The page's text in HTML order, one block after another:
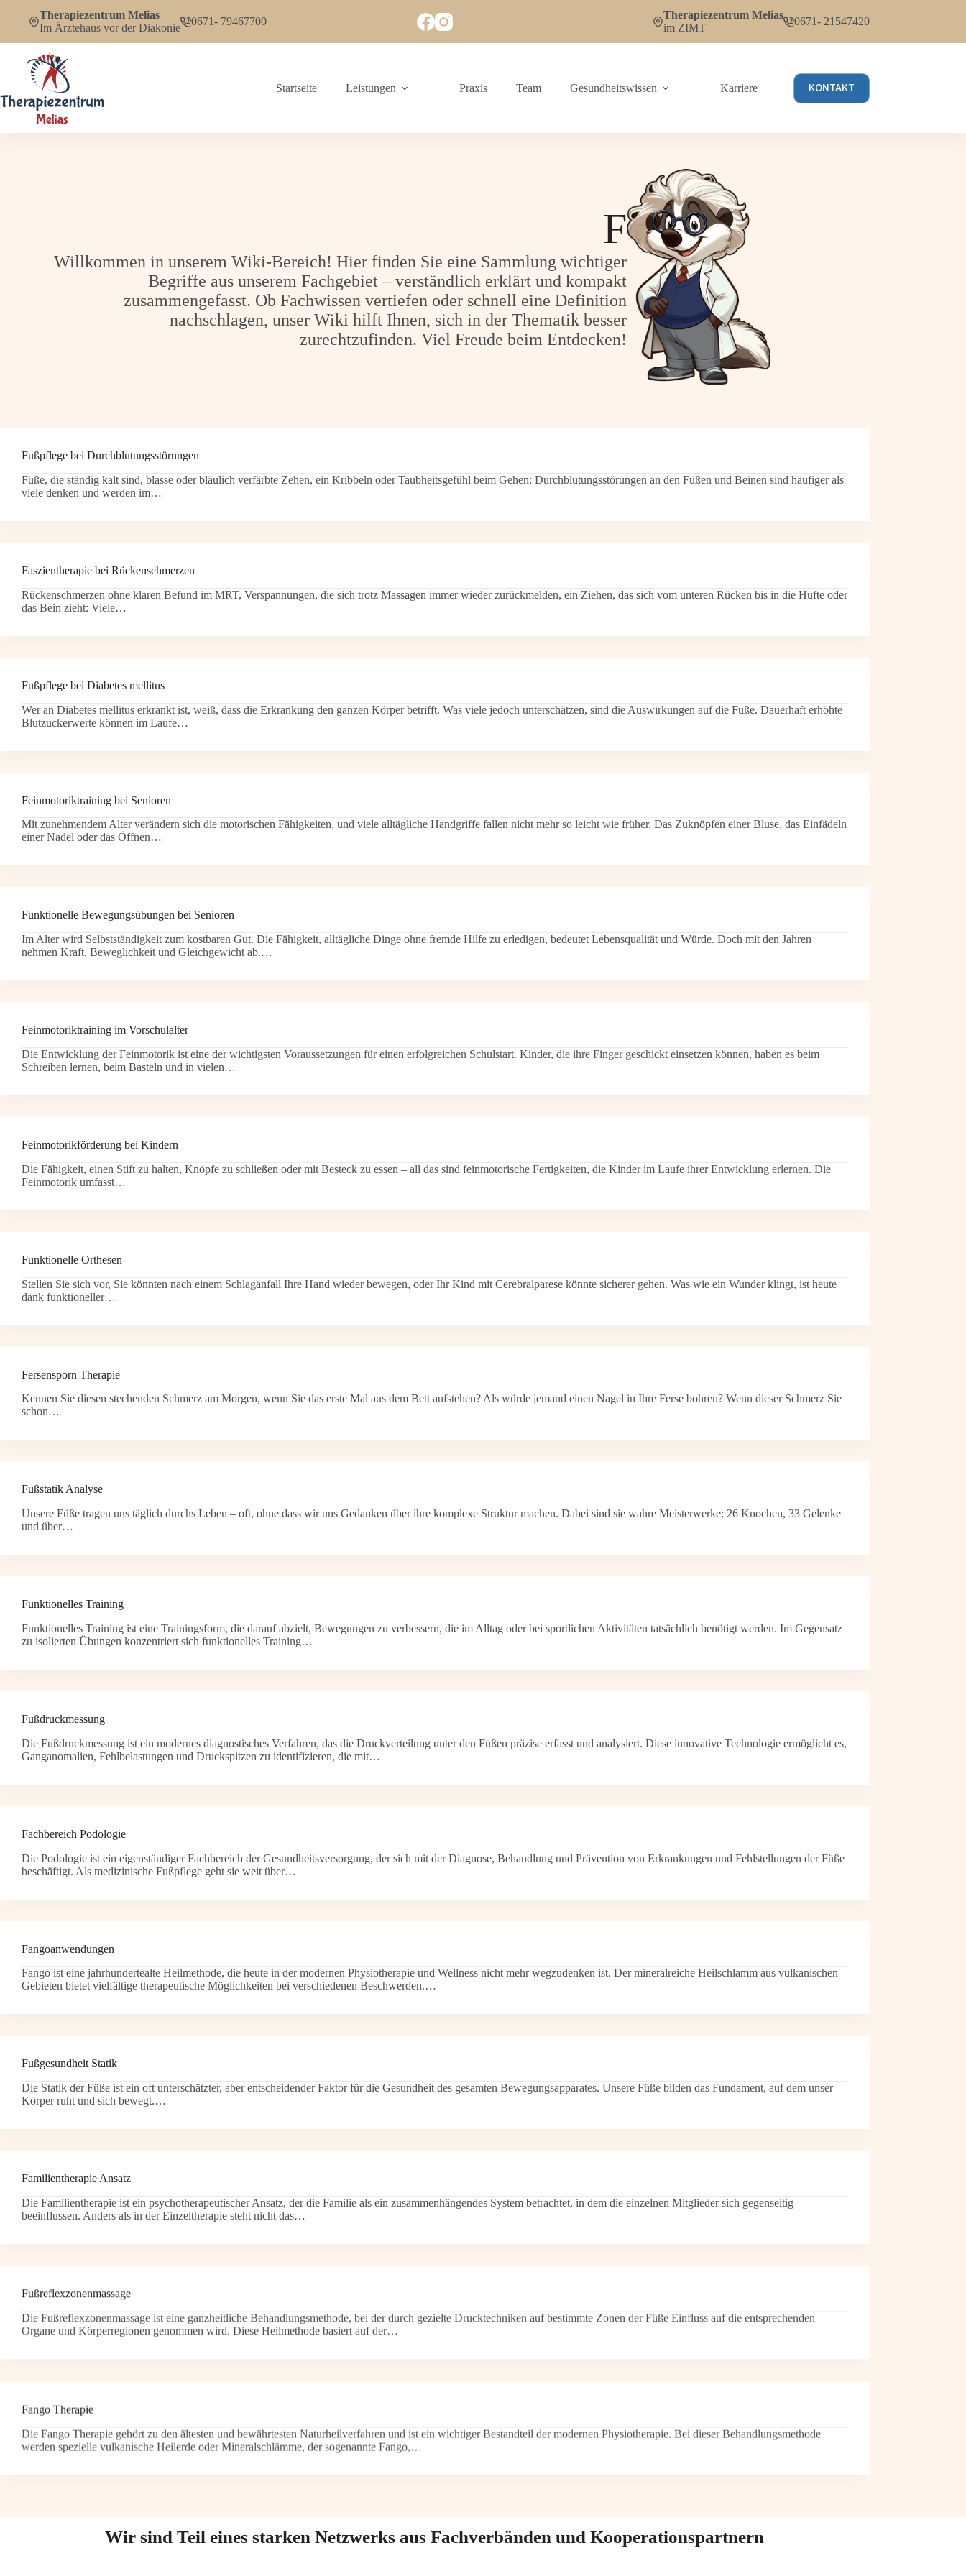
springen
Therapiezentrum Melias
Im Ärztehaus vor der Diakonie
0671- 79467700
Therapiezentrum Melias
im ZIMT
0671- 21547420
Startseite Leistungen Praxis Team Gesundheitswissen Karriere KONTAKT
F
Willkommen in unserem Wiki-Bereich! Hier finden Sie eine Sammlung wichtiger
Begriffe aus unserem Fachgebiet – verständlich erklärt und kompakt
zusammengefasst. Ob Fachwissen vertiefen oder schnell eine Definition
nachschlagen, unser Wiki hilft Ihnen, sich in der Thematik besser
zurechtzufinden. Viel Freude beim Entdecken!
Fußpflege bei Durchblutungsstörungen
Füße, die ständig kalt sind, blasse oder bläulich verfärbte Zehen, ein Kribbeln oder Taubheitsgefühl beim Gehen: Durchblutungsstörungen an den Füßen und Beinen sind häufiger als
viele denken und werden im…
Faszientherapie bei Rückenschmerzen
Rückenschmerzen ohne klaren Befund im MRT, Verspannungen, die sich trotz Massagen immer wieder zurückmelden, ein Ziehen, das sich vom unteren Rücken bis in die Hüfte oder
das Bein zieht: Viele…
Fußpflege bei Diabetes mellitus
Wer an Diabetes mellitus erkrankt ist, weiß, dass die Erkrankung den ganzen Körper betrifft. Was viele jedoch unterschätzen, sind die Auswirkungen auf die Füße. Dauerhaft erhöhte
Blutzuckerwerte können im Laufe…
Feinmotoriktraining bei Senioren
Mit zunehmendem Alter verändern sich die motorischen Fähigkeiten, und viele alltägliche Handgriffe fallen nicht mehr so leicht wie früher. Das Zuknöpfen einer Bluse, das Einfädeln
einer Nadel oder das Öffnen…
Funktionelle Bewegungsübungen bei Senioren
Im Alter wird Selbstständigkeit zum kostbaren Gut. Die Fähigkeit, alltägliche Dinge ohne fremde Hilfe zu erledigen, bedeutet Lebensqualität und Würde. Doch mit den Jahren
nehmen Kraft, Beweglichkeit und Gleichgewicht ab.…
Feinmotoriktraining im Vorschulalter
Die Entwicklung der Feinmotorik ist eine der wichtigsten Voraussetzungen für einen erfolgreichen Schulstart. Kinder, die ihre Finger geschickt einsetzen können, haben es beim
Schreiben lernen, beim Basteln und in vielen…
Feinmotorikförderung bei Kindern
Die Fähigkeit, einen Stift zu halten, Knöpfe zu schließen oder mit Besteck zu essen – all das sind feinmotorische Fertigkeiten, die Kinder im Laufe ihrer Entwicklung erlernen. Die
Feinmotorik umfasst…
Funktionelle Orthesen
Stellen Sie sich vor, Sie könnten nach einem Schlaganfall Ihre Hand wieder bewegen, oder Ihr Kind mit Cerebralparese könnte sicherer gehen. Was wie ein Wunder klingt, ist heute
dank funktioneller…
Fersensporn Therapie
Kennen Sie diesen stechenden Schmerz am Morgen, wenn Sie das erste Mal aus dem Bett aufstehen? Als würde jemand einen Nagel in Ihre Ferse bohren? Wenn dieser Schmerz Sie
schon…
Fußstatik Analyse
Unsere Füße tragen uns täglich durchs Leben – oft, ohne dass wir uns Gedanken über ihre komplexe Struktur machen. Dabei sind sie wahre Meisterwerke: 26 Knochen, 33 Gelenke
und über…
Funktionelles Training
Funktionelles Training ist eine Trainingsform, die darauf abzielt, Bewegungen zu verbessern, die im Alltag oder bei sportlichen Aktivitäten tatsächlich benötigt werden. Im Gegensatz
zu isolierten Übungen konzentriert sich funktionelles Training…
Fußdruckmessung
Die Fußdruckmessung ist ein modernes diagnostisches Verfahren, das die Druckverteilung unter den Füßen präzise erfasst und analysiert. Diese innovative Technologie ermöglicht es,
Ganganomalien, Fehlbelastungen und Druckspitzen zu identifizieren, die mit…
Fachbereich Podologie
Die Podologie ist ein eigenständiger Fachbereich der Gesundheitsversorgung, der sich mit der Diagnose, Behandlung und Prävention von Erkrankungen und Fehlstellungen der Füße
beschäftigt. Als medizinische Fußpflege geht sie weit über…
Fangoanwendungen
Fango ist eine jahrhundertealte Heilmethode, die heute in der modernen Physiotherapie und Wellness nicht mehr wegzudenken ist. Der mineralreiche Heilschlamm aus vulkanischen
Gebieten bietet vielfältige therapeutische Möglichkeiten bei verschiedenen Beschwerden.…
Fußgesundheit Statik
Die Statik der Füße ist ein oft unterschätzter, aber entscheidender Faktor für die Gesundheit des gesamten Bewegungsapparates. Unsere Füße bilden das Fundament, auf dem unser
Körper ruht und sich bewegt.…
Familientherapie Ansatz
Die Familientherapie ist ein psychotherapeutischer Ansatz, der die Familie als ein zusammenhängendes System betrachtet, in dem die einzelnen Mitglieder sich gegenseitig
beeinflussen. Anders als in der Einzeltherapie steht nicht das…
Fußreflexzonenmassage
Die Fußreflexzonenmassage ist eine ganzheitliche Behandlungsmethode, bei der durch gezielte Drucktechniken auf bestimmte Zonen der Füße Einfluss auf die entsprechenden
Organe und Körperregionen genommen wird. Diese Heilmethode basiert auf der…
Fango Therapie
Die Fango Therapie gehört zu den ältesten und bewährtesten Naturheilverfahren und ist ein wichtiger Bestandteil der modernen Physiotherapie. Bei dieser Behandlungsmethode
werden spezielle vulkanische Heilerde oder Mineralschlämme, der sogenannte Fango,…
Wir sind Teil eines starken Netzwerks aus Fachverbänden und Kooperationspartnern